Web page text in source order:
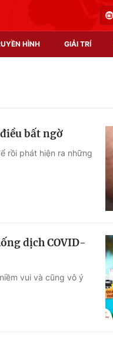
HÌNH GIẢI TRÍ
mai
bất ngờ
rồi phát hiện ra những
dịch COVID-
vui và cũng vô ý